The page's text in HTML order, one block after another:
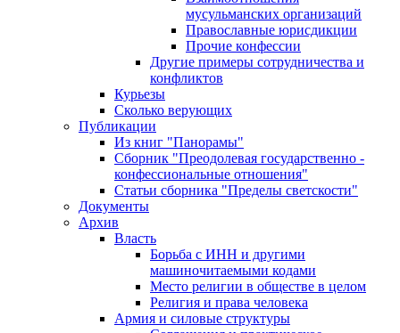
мусульманских организаций
Православные юрисдикции
Прочие конфессии
Другие примеры сотрудничества и
конфликтов
Курьезы
Сколько верующих
Публикации
Из книг "Панорамы"
Сборник "Преодолевая государственно -
конфессиональные отношения"
Статьи сборника "Пределы светскости"
Документы
Архив
Власть
Борьба с ИНН и другими
машиночитаемыми кодами
Место религии в обществе в целом
Религия и права человека
Армия и силовые структуры